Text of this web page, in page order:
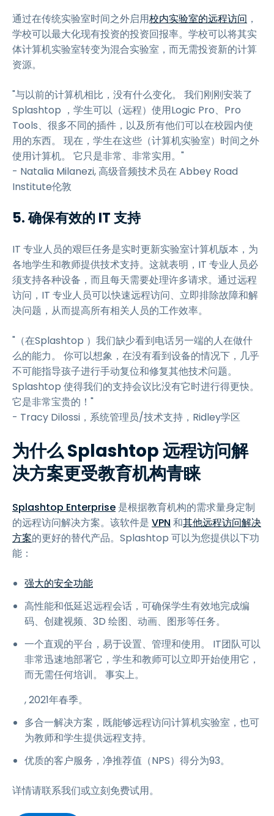
通过在传统实验室时间之外启用校内实验室的远程访问 ，
学校可以最大化现有投资的投资回报率。学校可以将其实
体计算机实验室转变为混合实验室，而无需投资新的计算
资源。
"与以前的计算机相比，没有什么变化。 我们刚刚安装了
Splashtop ，学生可以（远程）使用Logic Pro、Pro
Tools、很多不同的插件，以及所有他们可以在校园内使
用的东西。 现在，学生在这些（计算机实验室）时间之外
使用计算机。 它只是非常、非常实用。"
- Natalia Milanezi, 高级音频技术员在 Abbey Road
Institute伦敦
5. 确保有效的 IT 支持
IT 专业人员的艰巨任务是实时更新实验室计算机版本，为
各地学生和教师提供技术支持。这就表明，IT 专业人员必
须支持各种设备，而且每天需要处理许多请求。通过远程
访问，IT 专业人员可以快速远程访问、立即排除故障和解
决问题，从而提高所有相关人员的工作效率。
"（在Splashtop ）我们缺少看到电话另一端的人在做什
么的能力。 你可以想象，在没有看到设备的情况下，几乎
不可能指导孩子进行手动复位和修复其他技术问题。
Splashtop 使得我们的支持会议比没有它时进行得更快。
它是非常宝贵的！"
- Tracy Dilossi，系统管理员/技术支持，Ridley学区
为什么 Splashtop 远程访问解
决方案更受教育机构青睐
Splashtop Enterprise 是根据教育机构的需求量身定制
的远程访问解决方案。该软件是 VPN 和其他远程访问解决
方案的更好的替代产品。Splashtop 可以为您提供以下功
能：
强大的安全功能
高性能和低延迟远程会话，可确保学生有效地完成编
码、创建视频、3D 绘图、动画、图形等任务。
一个直观的平台，易于设置、管理和使用。 IT团队可以
非常迅速地部署它，学生和教师可以立即开始使用它，
而无需任何培训。 事实上。
, 2021年春季。
多合一解决方案，既能够远程访问计算机实验室，也可
为教师和学生提供远程支持。
优质的客户服务，净推荐值（NPS）得分为93。
详情请联系我们或立刻免费试用。